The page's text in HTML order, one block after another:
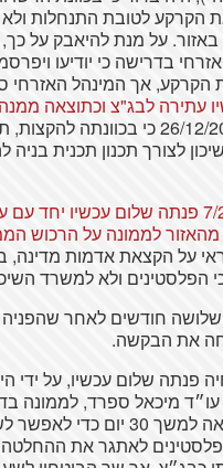
הקרקע לטובת התנחלות
על מנת להיאבק על
בדרישה כי יודיעו
הקרקע, אך המינהל האזרחי
עתירה לבג"צ וכתוצאה
לצורך תכנון תכנית בניה
ב – 7/2/19 פנתה שלום עכשיו יחד
מהאזור לממונה על הרכוש
על הקצאת אדמות מדינה,
הפלסטינים ולא למשרד
כשנה ושלושה חודשים לאחר
את הבקשה.
פנתה שלום עכשיו, על ידי
מיכאל ספרד, לממונה
שיימנע מביצוע ההקצאה למשך 30 יום כדי
לאתגר את